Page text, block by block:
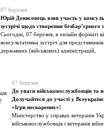
07 березня
Юрій Денисовець взяв участь у
зустрічі щодо створення безбар’єрного
Сьогодні, 07 березня, в онлайн форматі
консультативна зустріч для
державних (військових) адміністрацій,
07 березня
До уваги військовослужбовців та
Долучайтеся до участі у
«Ігри нескорених»!
Міністерство у справах ветеранів
військовослужбовців і ветеранів